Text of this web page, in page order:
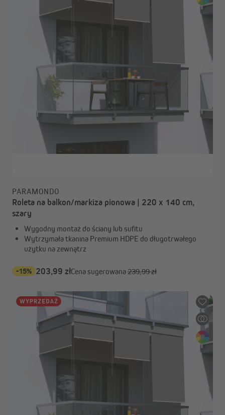
PARAMONDO
Roleta na balkon/markiza pionowa | 220 x 140 cm,
szary
Wygodny montaż do ściany lub sufitu
Wytrzymała tkanina Premium HDPE do długotrwałego
użytku na zewnątrz
-15% 203,99 złCena sugerowana239,99 zł